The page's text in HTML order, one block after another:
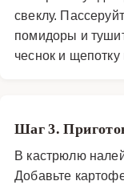
свеклу.
помидоры и
чеснок и
Шаг 3.
В кастрюлю
Добавьте